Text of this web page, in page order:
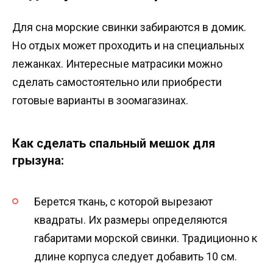
Для сна морские свинки забираются в домик.
Но отдых может проходить и на специальных
лежанках. Интересные матрасики можно
сделать самостоятельно или приобрести
готовые варианты в зоомагазинах.
Как сделать спальный мешок для
грызуна:
Берется ткань, с которой вырезают
квадраты. Их размеры определяются
габаритами морской свинки. Традиционно к
длине корпуса следует добавить 10 см.